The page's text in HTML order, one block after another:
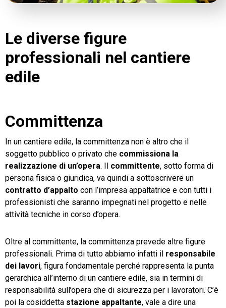
Le diverse figure
professionali nel cantiere
edile
Committenza
In un cantiere edile, la committenza non è altro che il
soggetto pubblico o privato che commissiona la
realizzazione di un’opera. Il committente, sotto forma di
persona fisica o giuridica, va quindi a sottoscrivere un
contratto d’appalto con l’impresa appaltatrice e con tutti i
professionisti che saranno impegnati nel progetto e nelle
attività tecniche in corso d’opera.
Oltre al committente, la committenza prevede altre figure
professionali. Prima di tutto abbiamo infatti il responsabile
dei lavori, figura fondamentale perché rappresenta la punta
gerarchica all’interno di un cantiere edile, sia in termini di
responsabilità sull’opera che di sicurezza per i lavoratori. C’è
poi la cosiddetta stazione appaltante, vale a dire una